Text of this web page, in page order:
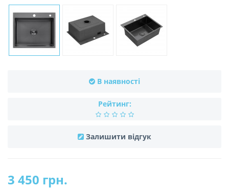
В наявності
Рейтинг:
Залишити відгук
3 450 грн.